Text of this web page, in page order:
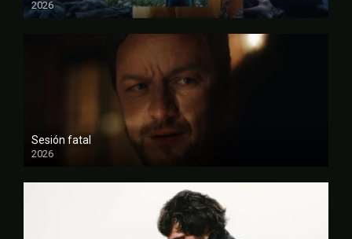
2026
FULL HD
Sesión fatal
2026
FULL HD